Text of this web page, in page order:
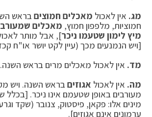
מג. אין לאכול מאכלים חמוציםבראש
חמוציות, מלפפון חמוץ, מאכלים
מיץ לימון שטעמו ניכר], אבל מותר
[ויש הנמנעים מכך (עיין לקט יושר או"ח
מד. אין לאכול מאכלים מרים בראש השנה.
מה. אין לאכול אגוזיםבראש השנה. ויש
מעורבים באופן שטעמם אינו ניכר. [בכלל
מינים אלו: פקאן, פיסטוק, צנובר (שקד
ערמונים אינם אגוזים].